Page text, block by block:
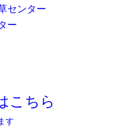
センター
ー
こちら
す